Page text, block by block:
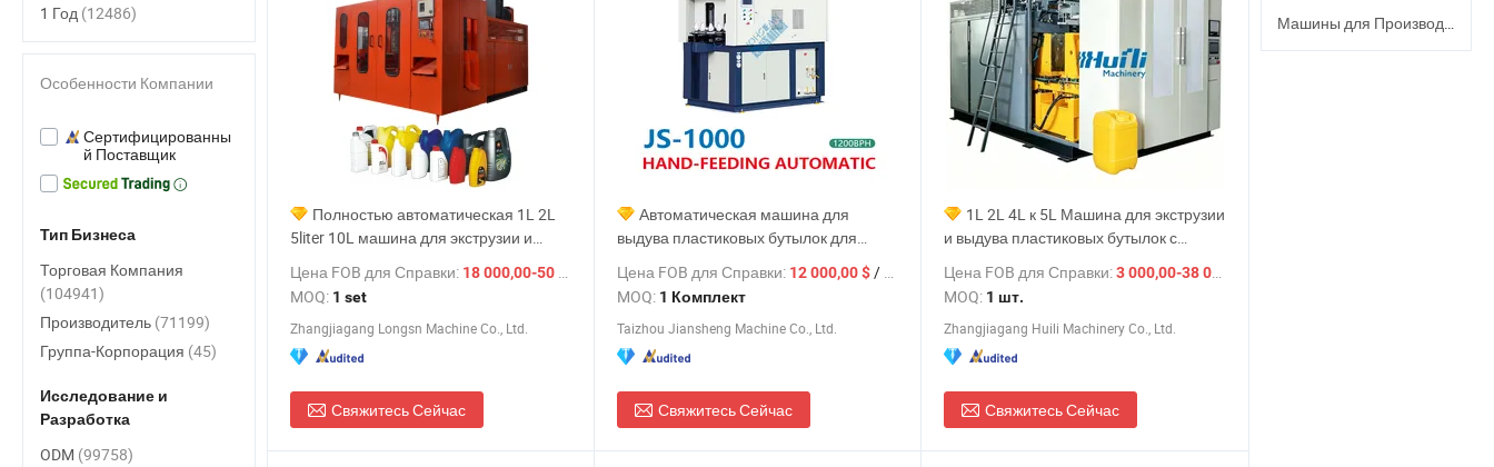
Полностью автоматическая 1L 2L
5liter 10L машина для экструзии и
и бочек из PP, PE, HDPE, цена машины
для выдува пластиковых бочек
Цена FOB для Справки: 18 000,00-50 000,00 $
/ set
MOQ: 1 set
Zhangjiagang Longsn Machine Co., Ltd.
Свяжитесь Сейчас
Автоматическая машина для
выдува пластиковых бутылок для
напитков / упаковка бутылок и банок
для воды и продуктов питания,
машина для инжекционного
формования, цена машины для
выдува ПЭТ-преформ
Цена FOB для Справки: 12 000,00 $/ Комплект
MOQ: 1 Комплект
Taizhou Jiansheng Machine Co., Ltd.
Свяжитесь Сейчас
1L 2L 4L к 5L Машина для экструзии
и выдува пластиковых бутылок с
Цена FOB для Справки:3 000,00-38 000,00 $
MOQ: 1 шт.
Zhangjiagang Huili Machinery Co., Ltd.
Свяжитесь Сейчас
Машины для Производства Пластиковых Изделий
1 Год (12486)
Особенности Компании
Сертифицированны
й Поставщик
Тип Бизнеса
Торговая Компания
(104941)
Производитель (71199)
Группа-Корпорация (45)
Исследование и
Разработка
ODM (99758)